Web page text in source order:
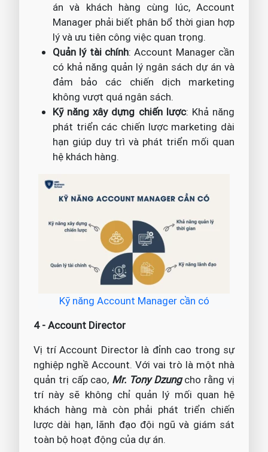
án và khách hàng cùng lúc, Account
Manager phải biết phân bổ thời gian hợp
lý và ưu tiên công việc quan trọng.
Quản lý tài chính: Account Manager cần
có khả năng quản lý ngân sách dự án và
đảm bảo các chiến dịch marketing
không vượt quá ngân sách.
Kỹ năng xây dựng chiến lược: Khả năng
phát triển các chiến lược marketing dài
hạn giúp duy trì và phát triển mối quan
hệ khách hàng.
Kỹ năng Account Manager cần có
4 - Account Director
Vị trí Account Director là đỉnh cao trong sự
nghiệp nghề Account. Với vai trò là một nhà
quản trị cấp cao, Mr. Tony Dzungcho rằng vị
trí này sẽ không chỉ quản lý mối quan hệ
khách hàng mà còn phải phát triển chiến
lược dài hạn, lãnh đạo đội ngũ và giám sát
toàn bộ hoạt động của dự án.